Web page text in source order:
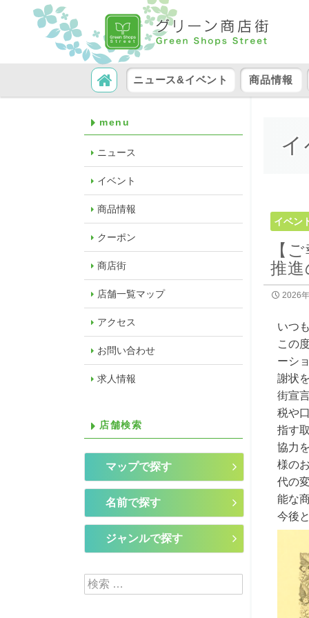
検索 コンテンツへ移動
ニュース&イベント 商品情報
イベン
【
推
2026
いつ
この
ーシ
謝状
街宣
税や
指す
協力
様の
代の
能な
今後
menu
ニュース
イベント
商品情報
クーポン
商店街
店舗一覧マップ
アクセス
お問い合わせ
求人情報
店舗検索
マップで探す
名前で探す
ジャンルで探す
検索: